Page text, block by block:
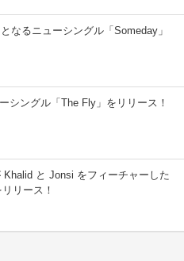
なるニューシングル「Someday」
シングル「The Fly」をリリース！
Khalid と Jonsi をフィーチャーした
リース！